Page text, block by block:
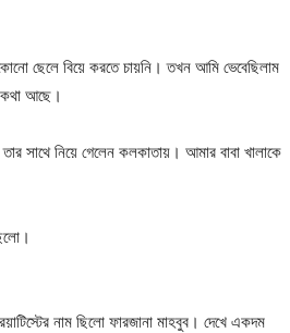
ছেলে বিয়ে করতে চায়নি। তখন আমি ভেবেছিলাম
আছে।
সাথে নিয়ে গেলেন কলকাতায়। আমার বাবা খালাকে
নাম ছিলো ফারজানা মাহবুব। দেখে একদম